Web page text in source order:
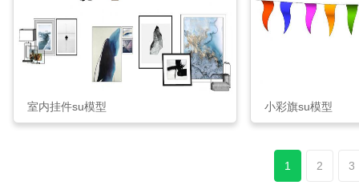
室内挂件su模型 小彩旗su模型
1 2 3